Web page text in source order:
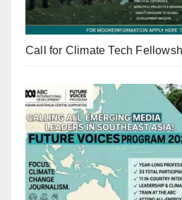
Call for Climate Tech